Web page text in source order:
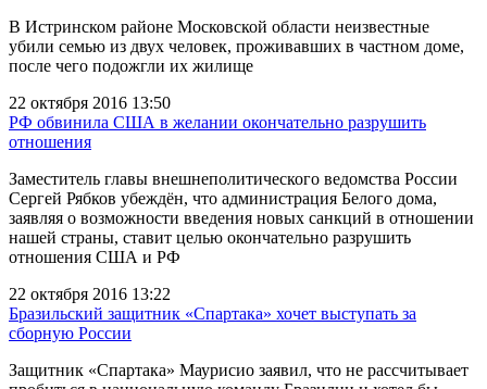
В Истринском районе Московской области неизвестные
убили семью из двух человек, проживавших в частном доме,
после чего подожгли их жилище
22 октября 2016 13:50
РФ обвинила США в желании окончательно разрушить
отношения
Заместитель главы внешнеполитического ведомства России
Сергей Рябков убеждён, что администрация Белого дома,
заявляя о возможности введения новых санкций в отношении
нашей страны, ставит целью окончательно разрушить
отношения США и РФ
22 октября 2016 13:22
Бразильский защитник «Спартака» хочет выступать за
сборную России
Защитник «Спартака» Маурисио заявил, что не рассчитывает